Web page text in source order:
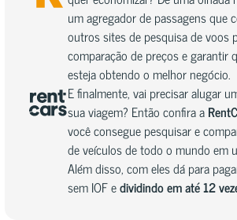
um agregador de passagens que
outros sites de pesquisa de voos
comparação de preços e garantir
esteja obtendo o melhor negócio.
E finalmente, vai precisar alugar
sua viagem? Então confira a
você consegue pesquisar e
de veículos de todo o mundo em
Além disso, com eles dá para
sem IOF edividindo em até 12